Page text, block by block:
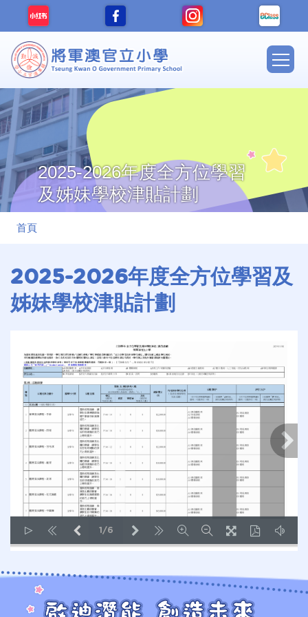
移至主內容
Main
2025-2026年度全方位學習
及姊妹學校津貼計劃
導
連
結
首頁
2025-2026年度全方位學習及
姊妹學校津貼計劃
LOADING PAGES 100% ...
1/6